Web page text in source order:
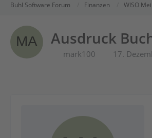
Buhl Software Forum Finanzen WISO
Ausdruck
mark100 17.